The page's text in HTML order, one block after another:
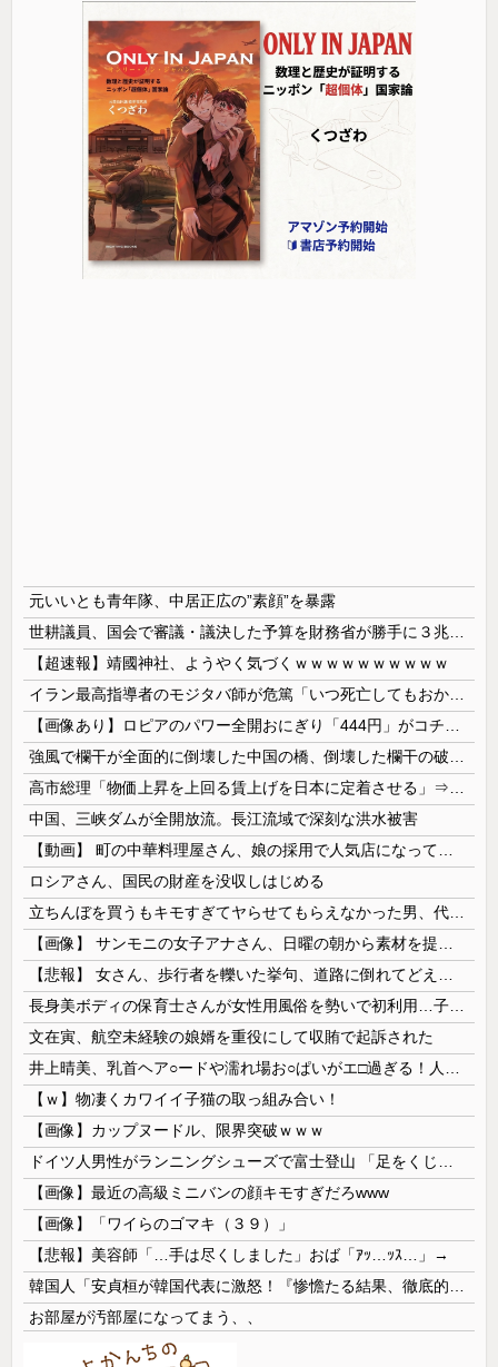
元いいとも青年隊、中居正広の”素顔”を暴露
【超速報】靖國神社、ようやく気づくｗｗｗｗｗｗｗｗｗｗ
中国、三峡ダムが全開放流。長江流域で深刻な洪水被害
ロシアさん、国民の財産を没収しはじめる
文在寅、航空未経験の娘婿を重役にして収賄で起訴された
【ｗ】物凄くカワイイ子猫の取っ組み合い！
【画像】カップヌードル、限界突破ｗｗｗ
【画像】最近の高級ミニバンの顔キモすぎだろwww
【画像】「ワイらのゴマキ（３９）」
【悲報】美容師「…手は尽くしました」おば「ｱｯ…ｯｽ…」→
お部屋が汚部屋になってまう、、